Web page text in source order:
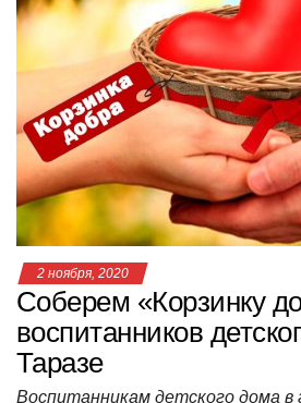
2 ноября, 2020
Соберем «Корзинку
воспитанников
Таразе
Воспитанникам детского дома в